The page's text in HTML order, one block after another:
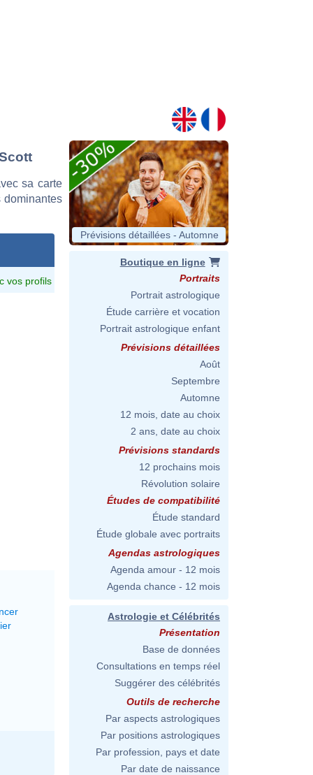
sa carte
vos profils
Prévisions détaillées - Automne
Boutique en ligne
Portraits
Portrait astrologique
Étude carrière et vocation
Portrait astrologique enfant
Prévisions détaillées
Août
Septembre
Automne
12 mois, date au choix
2 ans, date au choix
Prévisions standards
12 prochains mois
Révolution solaire
Études de compatibilité
Étude standard
Étude globale avec portraits
Agendas astrologiques
Agenda amour - 12 mois
Agenda chance - 12 mois
Astrologie et Célébrités
Présentation
Base de données
Consultations en temps réel
Suggérer des célébrités
Outils de recherche
Par aspects astrologiques
Par positions astrologiques
Par profession, pays et date
Par date de naissance